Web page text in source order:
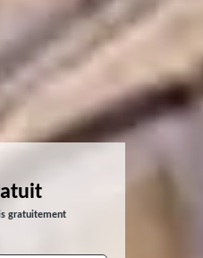
gratuitement